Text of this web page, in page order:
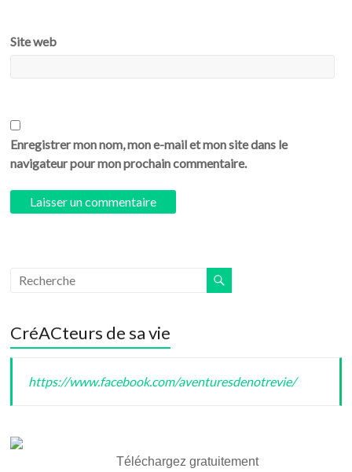
Site web
Enregistrer mon nom, mon e-mail et mon site dans le
navigateur pour mon prochain commentaire.
CréACteurs de sa vie
https://www.facebook.com/aventuresdenotrevie/
Téléchargez gratuitement